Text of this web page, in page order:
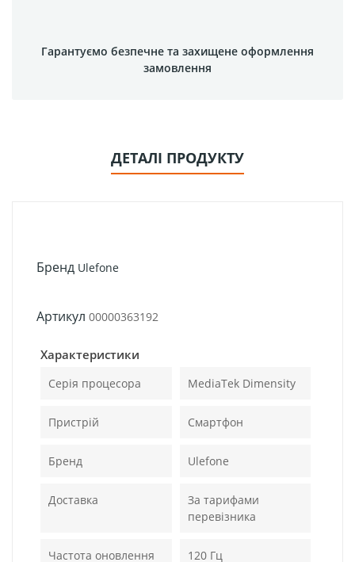
Гарантуємо безпечне та захищене оформлення
замовлення
ДЕТАЛІ ПРОДУКТУ
Бренд Ulefone
Артикул 00000363192
Характеристики
Серія процесора MediaTek Dimensity
Пристрій Смартфон
Бренд Ulefone
Доставка
За тарифами
перевізника
Частота оновлення 120 Гц